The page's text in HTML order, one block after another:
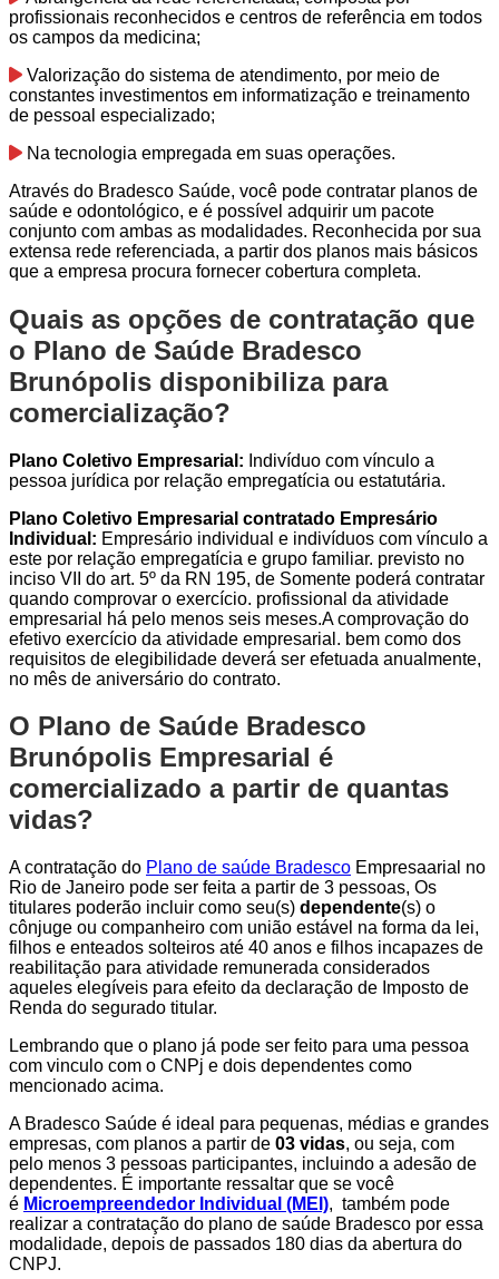
profissionais reconhecidos e centros de referência em todos
os campos da medicina;
Valorização do sistema de atendimento, por meio de
constantes investimentos em informatização e treinamento
de pessoal especializado;
Na tecnologia empregada em suas operações.
Através do Bradesco Saúde, você pode contratar planos de
saúde e odontológico, e é possível adquirir um pacote
conjunto com ambas as modalidades. Reconhecida por sua
extensa rede referenciada, a partir dos planos mais básicos
que a empresa procura fornecer cobertura completa.
Quais as opções de contratação que
o Plano de Saúde Bradesco
Brunópolis disponibiliza para
comercialização?
Plano Coletivo Empresarial: Indivíduo com vínculo a
pessoa jurídica por relação empregatícia ou estatutária.
Plano Coletivo Empresarial contratado Empresário
Individual: Empresário individual e indivíduos com vínculo a
este por relação empregatícia e grupo familiar. previsto no
inciso VII do art. 5º da RN 195, de Somente poderá contratar
quando comprovar o exercício. profissional da atividade
empresarial há pelo menos seis meses.A comprovação do
efetivo exercício da atividade empresarial. bem como dos
requisitos de elegibilidade deverá ser efetuada anualmente,
no mês de aniversário do contrato.
O Plano de Saúde Bradesco
Brunópolis Empresarial é
comercializado a partir de quantas
vidas?
A contratação do Plano de saúde Bradesco Empresaarial no
Rio de Janeiro pode ser feita a partir de 3 pessoas, Os
titulares poderão incluir como seu(s) dependente(s) o
cônjuge ou companheiro com união estável na forma da lei,
filhos e enteados solteiros até 40 anos e filhos incapazes de
reabilitação para atividade remunerada considerados
aqueles elegíveis para efeito da declaração de Imposto de
Renda do segurado titular.
Lembrando que o plano já pode ser feito para uma pessoa
com vinculo com o CNPj e dois dependentes como
mencionado acima.
A Bradesco Saúde é ideal para pequenas, médias e grandes
empresas, com planos a partir de 03 vidas, ou seja, com
pelo menos 3 pessoas participantes, incluindo a adesão de
dependentes. É importante ressaltar que se você
é Microempreendedor Individual (MEI), também pode
realizar a contratação do plano de saúde Bradesco por essa
modalidade, depois de passados 180 dias da abertura do
CNPJ.